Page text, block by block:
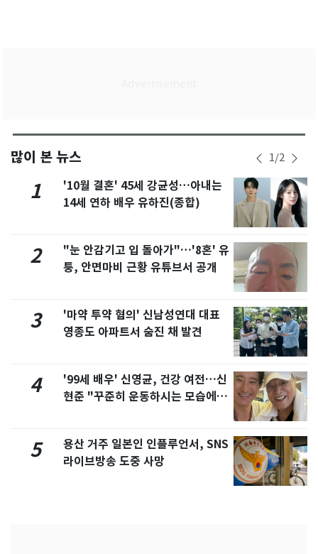
많이 본 뉴스 1/2
1
'10월 결혼' 45세 강균성…아내는
14세 연하 배우 유하진(종합)
2
"눈 안감기고 입 돌아가"…'8혼' 유
퉁, 안면마비 근황 유튜브서 공개
3
'마약 투약 혐의' 신남성연대 대표
영종도 아파트서 숨진 채 발견
4
'99세 배우' 신영균, 건강 여전…신
현준 "꾸준히 운동하시는 모습에 큰
5
용산 거주 일본인 인플루언서, SNS
라이브방송 도중 사망